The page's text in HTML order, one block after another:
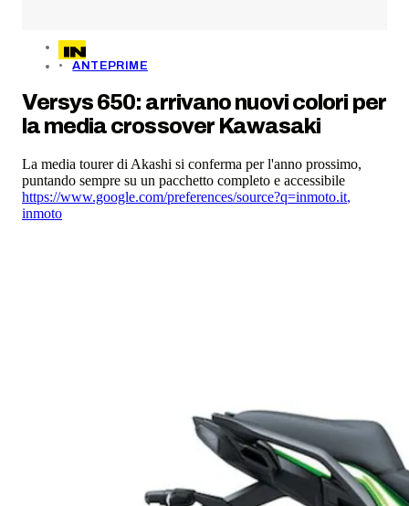
ANTEPRIME
Versys 650: arrivano nuovi colori per
la media crossover Kawasaki
La media tourer di Akashi si conferma per l'anno prossimo,
puntando sempre su un pacchetto completo e accessibile
https://www.google.com/preferences/source?q=inmoto.it,
inmoto